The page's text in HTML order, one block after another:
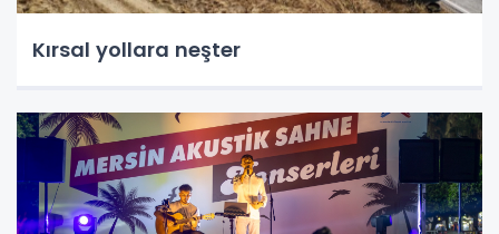
Kırsal yollara neşter